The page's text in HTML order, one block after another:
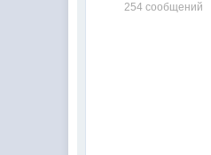
254 сообщений